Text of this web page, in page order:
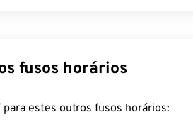
fusos horários
estes outros fusos horários: